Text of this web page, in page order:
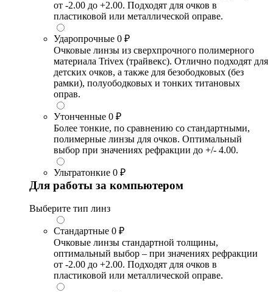
от -2.00 до +2.00. Подходят для очков в
пластиковой или металлической оправе.
Ударопрочные 0 ₽
Очковые линзы из сверхпрочного полимерного
материала Trivex (трайвекс). Отлично подходят для
детских очков, а также для безободковых (без
рамки), полуободковых и тонких титановых
оправ.
Утонченные 0 ₽
Более тонкие, по сравнению со стандартными,
полимерные линзы для очков. Оптимальный
выбор при значениях рефракции до +/- 4.00.
Ультратонкие 0 ₽
Для работы за компьютером
Выберите тип линз
Стандартные 0 ₽
Очковые линзы стандартной толщины,
оптимальный выбор – при значениях рефракции
от -2.00 до +2.00. Подходят для очков в
пластиковой или металлической оправе.